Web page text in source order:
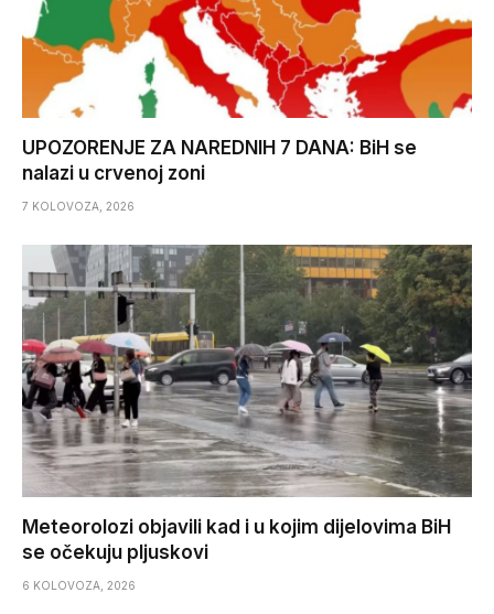
UPOZORENJE ZA NAREDNIH 7 DANA: BiH se
nalazi u crvenoj zoni
7 KOLOVOZA, 2026
Meteorolozi objavili kad i u kojim dijelovima BiH
se očekuju pljuskovi
6 KOLOVOZA, 2026